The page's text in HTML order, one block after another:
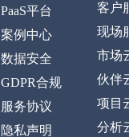
PaaS平台
案例中心
数据安全
GDPR合规
服务协议
隐私声明
客户
现场
市场
伙伴
项目
分析